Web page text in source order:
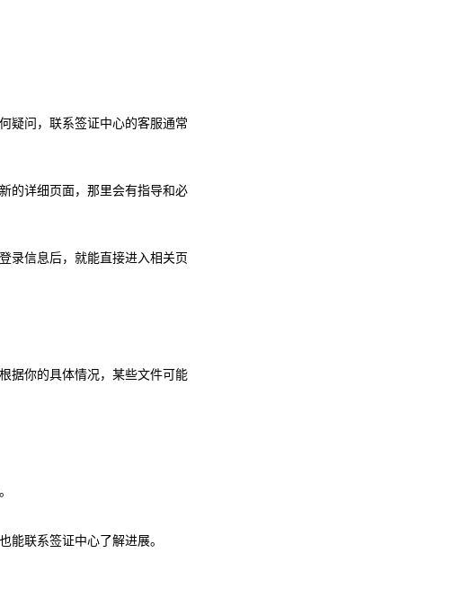
疑问，联系签证中心的客服通常
的详细页面，那里会有指导和必
录信息后，就能直接进入相关页
据你的具体情况，某些文件可能
能联系签证中心了解进展。